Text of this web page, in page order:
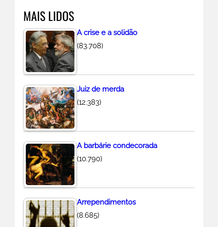
i
s
a
r
MAIS LIDOS
A crise e a solidão
(83.708)
Juiz de merda
(12.383)
A barbárie condecorada
(10.790)
Arrependimentos
(8.685)